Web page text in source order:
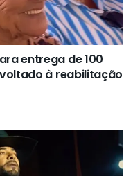
entrega de 100
à reabilitação